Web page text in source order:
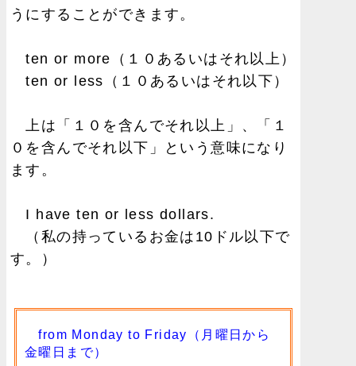
うにすることができます。
ten or more（１０あるいはそれ以上）
ten or less（１０あるいはそれ以下）
上は「１０を含んでそれ以上」、「１
０を含んでそれ以下」という意味になり
ます。
I have ten or less dollars.
（私の持っているお金は10ドル以下で
す。）
from Monday to Friday（月曜日から
金曜日まで）